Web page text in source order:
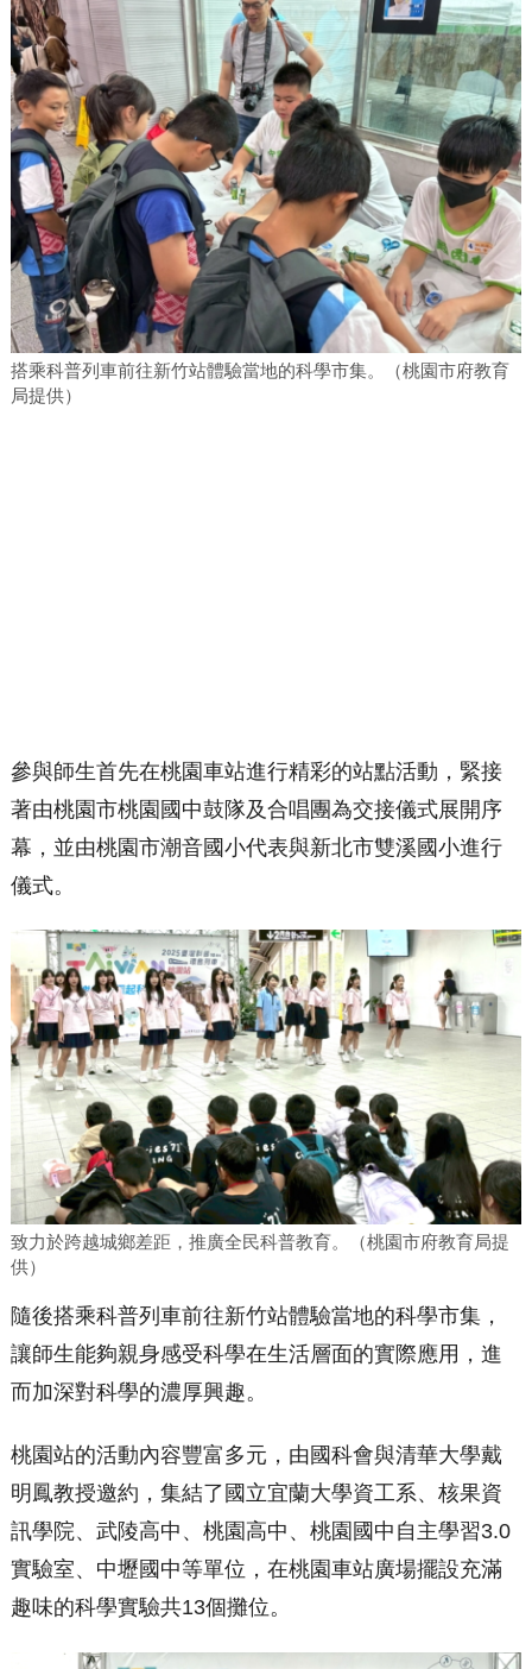
搭乘科普列車前往新竹站體驗當地的科學市集。（桃園市府教育
局提供）
參與師生首先在桃園車站進行精彩的站點活動，緊接
著由桃園市桃園國中鼓隊及合唱團為交接儀式展開序
幕，並由桃園市潮音國小代表與新北市雙溪國小進行
儀式。
致力於跨越城鄉差距，推廣全民科普教育。（桃園市府教育局提
供）
隨後搭乘科普列車前往新竹站體驗當地的科學市集，
讓師生能夠親身感受科學在生活層面的實際應用，進
而加深對科學的濃厚興趣。
桃園站的活動內容豐富多元，由國科會與清華大學戴
明鳳教授邀約，集結了國立宜蘭大學資工系、核果資
訊學院、武陵高中、桃園高中、桃園國中自主學習3.0
實驗室、中壢國中等單位，在桃園車站廣場擺設充滿
趣味的科學實驗共13個攤位。